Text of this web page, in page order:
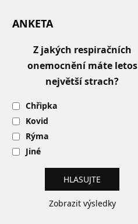
ANKETA
Z jakých respiračních
onemocnění máte letos
největší strach?
Chřipka
Kovid
Rýma
Jiné
Zobrazit výsledky